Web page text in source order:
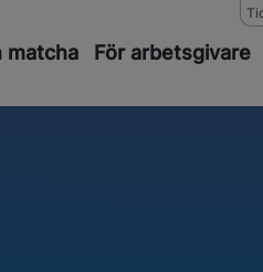
matcha För arbetsgivare